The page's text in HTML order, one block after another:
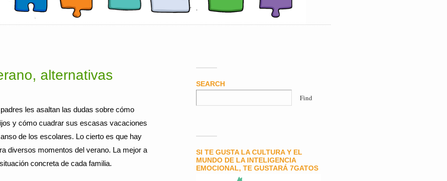
alternativas
les asaltan las dudas sobre cómo
y cómo cuadrar sus escasas vacaciones
de los escolares. Lo cierto es que hay
diversos momentos del verano. La mejor a
concreta de cada familia.
SEARCH
SI TE GUSTA LA CULTURA Y EL
MUNDO DE LA INTELIGENCIA
EMOCIONAL, TE GUSTARÁ 7GATOS